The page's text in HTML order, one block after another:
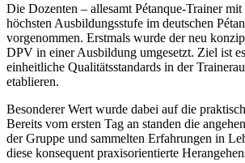
Die Dozenten – allesamt Pétanque-Trainer
höchsten Ausbildungsstufe im deutschen
vorgenommen. Erstmals wurde der neu
DPV in einer Ausbildung umgesetzt. Ziel ist
einheitliche Qualitätsstandards in der
etablieren.
Besonderer Wert wurde dabei auf die
Bereits vom ersten Tag an standen die
der Gruppe und sammelten Erfahrungen in
diese konsequent praxisorientierte